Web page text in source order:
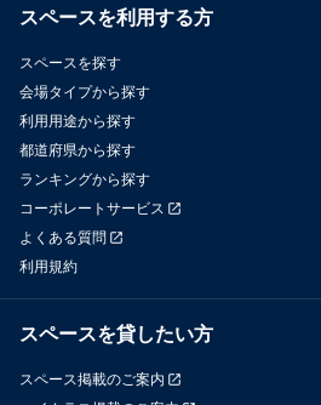
スペースを利用する方
スペースを探す
会場タイプから探す
利用用途から探す
都道府県から探す
ランキングから探す
コーポレートサービス
よくある質問
利用規約
スペースを貸したい方
スペース掲載のご案内